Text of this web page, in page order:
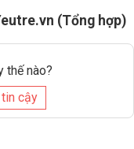
(Tổng hợp)
thế nào?
cậy